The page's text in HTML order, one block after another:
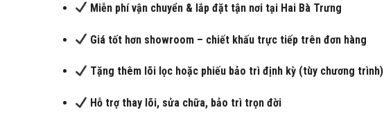
Miễn phí vận chuyển & lắp đặt tận nơi tại Hai Bà Trưng
Giá tốt hơn showroom – chiết khấu trực tiếp trên đơn hàng
Tặng thêm lõi lọc hoặc phiếu bảo trì định kỳ (tùy chương trình)
Hỗ trợ thay lõi, sửa chữa, bảo trì trọn đời